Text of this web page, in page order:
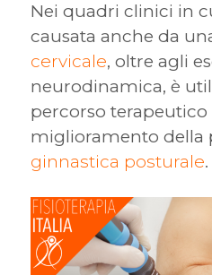
Nei quadri clinici in
causata anche da
cervicale, oltre agli
neurodinamica, è
percorso
miglioramento della
ginnastica posturale.